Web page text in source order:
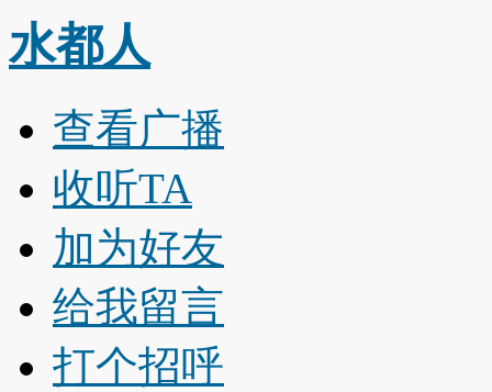
水都人
查看广播
收听TA
加为好友
给我留言
打个招呼